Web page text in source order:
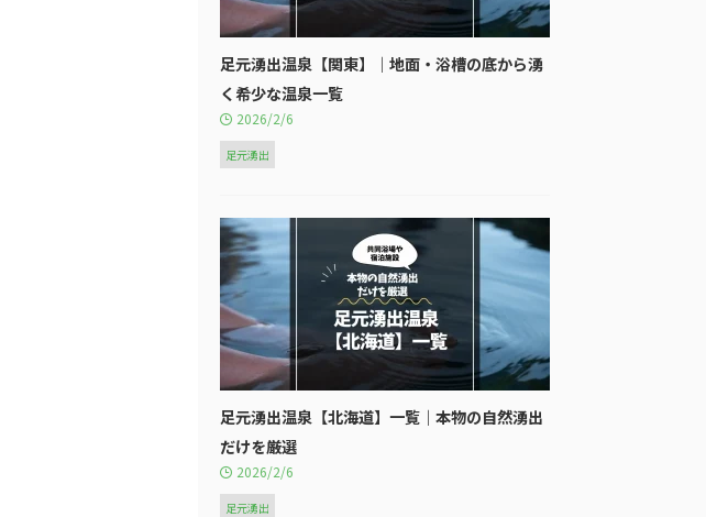
足元湧出温泉【関東】｜地面・浴槽の底から湧
く希少な温泉一覧
2026/2/6
足元湧出
足元湧出温泉【北海道】一覧｜本物の自然湧出
だけを厳選
2026/2/6
足元湧出